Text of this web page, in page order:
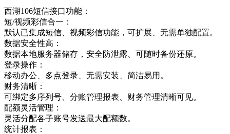
西湖106短信接口功能：
短/视频彩信合一：
默认已集成短信、视频彩信功能，可扩展、无需单独配置。
数据安全性高：
数据本地服务器储存，安全防泄露、可随时备份还原。
登录操作：
移动办公、多点登录、无需安装、简洁易用。
财务清晰：
可绑定多序列号、分账管理报表、财务管理清晰可见。
配额灵活管理：
灵活分配各子账号发送最大配额数。
统计报表：